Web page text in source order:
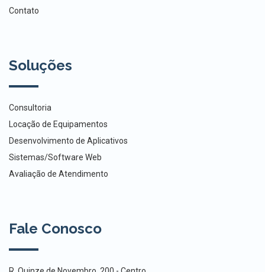
Contato
Soluções
Consultoria
Locação de Equipamentos
Desenvolvimento de Aplicativos
Sistemas/Software Web
Avaliação de Atendimento
Fale Conosco